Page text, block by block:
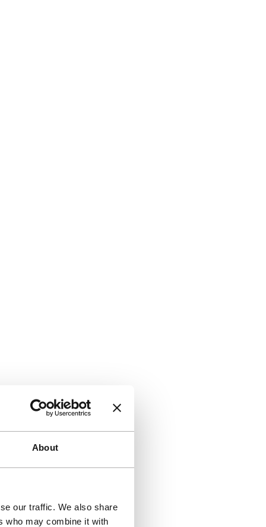
About
our traffic. We also share
who may combine it with